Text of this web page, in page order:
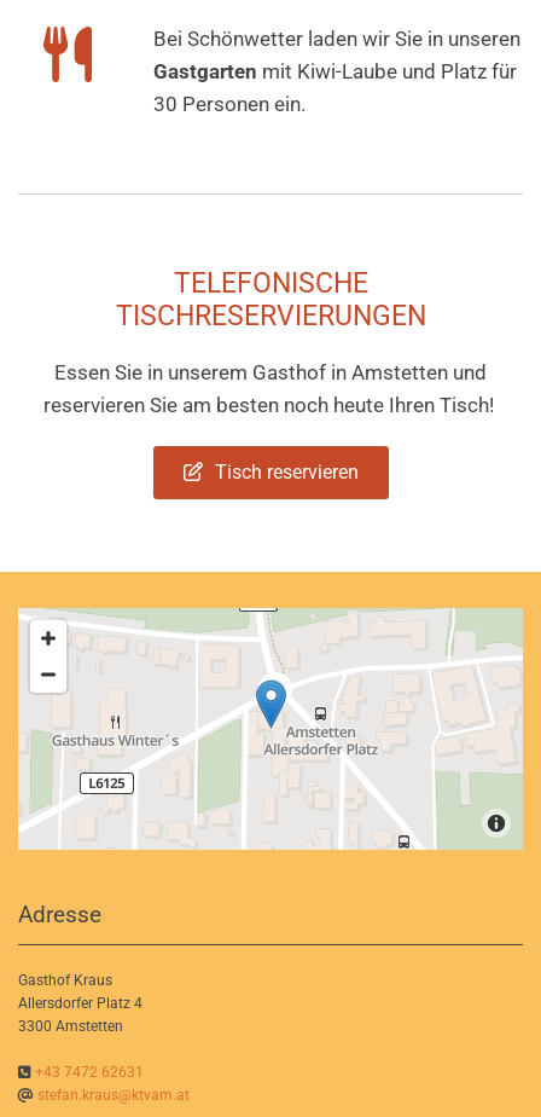

Bei Schönwetter laden wir Sie in unseren
Gastgarten mit Kiwi-Laube und Platz für
30 Personen ein.
TELEFONISCHE
TISCHRESERVIERUNGEN
Essen Sie in unserem Gasthof in Amstetten und
reservieren Sie am besten noch heute Ihren Tisch!
Tisch reservieren
Adresse
Gasthof Kraus
Allersdorfer Platz 4
3300 Amstetten
 +43 7472 62631
 stefan.kraus@ktvam.at